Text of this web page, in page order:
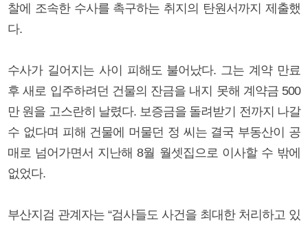
찰에 조속한 수사를 촉구하는 취지의 탄원서까지 제출했
다.
수사가 길어지는 사이 피해도 불어났다. 그는 계약 만료
후 새로 입주하려던 건물의 잔금을 내지 못해 계약금 500
만 원을 고스란히 날렸다. 보증금을 돌려받기 전까지 나갈
수 없다며 피해 건물에 머물던 정 씨는 결국 부동산이 공
매로 넘어가면서 지난해 8월 월셋집으로 이사할 수 밖에
없었다.
부산지검 관계자는 “검사들도 사건을 최대한 처리하고 있